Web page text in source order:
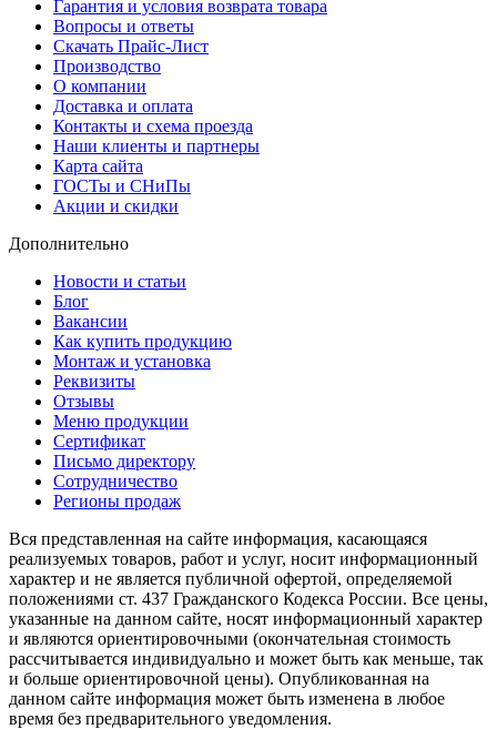
Гарантия и условия возврата товара
Вопросы и ответы
Скачать Прайс-Лист
Производство
О компании
Доставка и оплата
Контакты и схема проезда
Наши клиенты и партнеры
Карта сайта
ГОСТы и СНиПы
Акции и скидки
Дополнительно
Новости и статьи
Блог
Вакансии
Как купить продукцию
Монтаж и установка
Реквизиты
Отзывы
Меню продукции
Сертификат
Письмо директору
Сотрудничество
Регионы продаж
Вся представленная на сайте информация, касающаяся
реализуемых товаров, работ и услуг, носит информационный
характер и не является публичной офертой, определяемой
положениями ст. 437 Гражданского Кодекса России. Все цены,
указанные на данном сайте, носят информационный характер
и являются ориентировочными (окончательная стоимость
рассчитывается индивидуально и может быть как меньше, так
и больше ориентировочной цены). Опубликованная на
данном сайте информация может быть изменена в любое
время без предварительного уведомления.